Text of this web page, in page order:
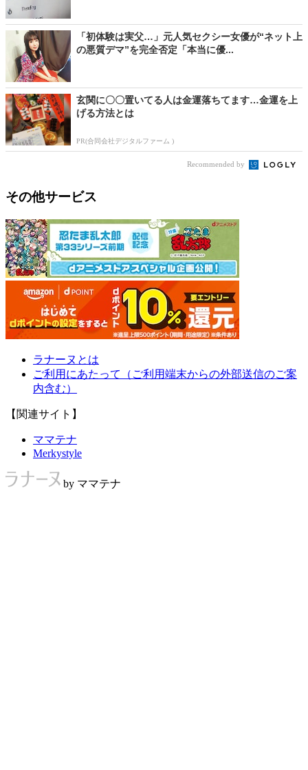
「初体験は実父…」元人気セクシー女優が“ネット上
の悪質デマ”を完全否定「本当に優...
玄関に〇〇置いてる人は金運落ちてます…金運を上
げる方法とは
PR(合同会社デジタルファーム )
Recommended by
その他サービス
ラナーヌとは
ご利用にあたって（ご利用端末からの外部送信のご案
内含む）
【関連サイト】
ママテナ
Merkystyle
by ママテナ